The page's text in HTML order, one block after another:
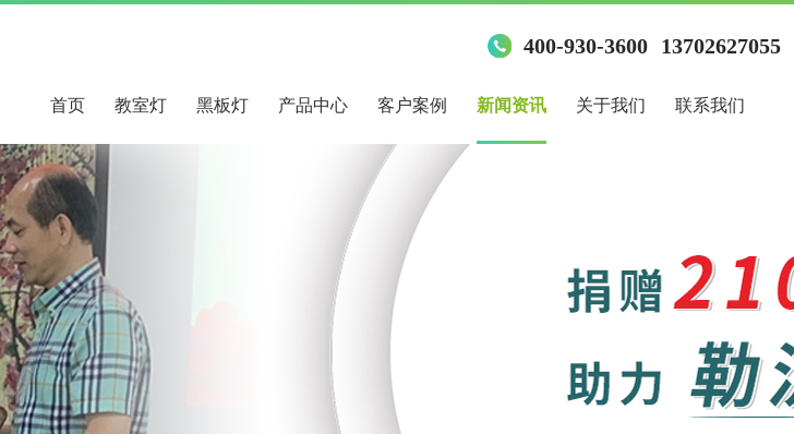
400-930-3600 13702627055
首页 教室灯 黑板灯 产品中心 客户案例 新闻资讯 关于我们 联系我们